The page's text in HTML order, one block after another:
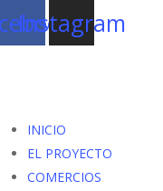
Instagram
INICIO
EL PROYECTO
COMERCIOS